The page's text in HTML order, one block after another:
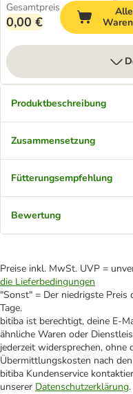
Gesamtpreis
0,00 €
Produktbeschreibung
Zusammensetzung
Fütterungsempfehlung
Bewertung
Preise inkl. MwSt. UVP =
die Lieferbedingungen
"Sonst" = Der niedrigste
Tage.
bitiba ist berechtigt, deine E-
ähnliche Waren oder
jederzeit widersprechen, ohne
Übermittlungskosten nach
bitiba Kundenservice
unserer Datenschutzerklärung.